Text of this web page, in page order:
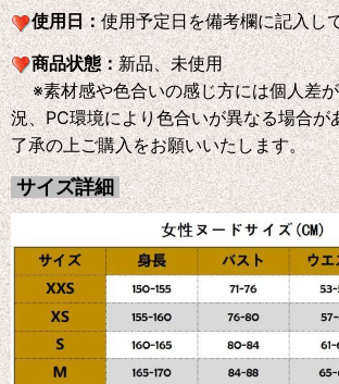
使用日：使用予定日を備考欄に記入し
商品状態：新品、未使用
※素材感や色合いの感じ方には個人差
況、PC環境により色合いが異なる場合が
了承の上ご購入をお願いいたします。
サイズ詳細